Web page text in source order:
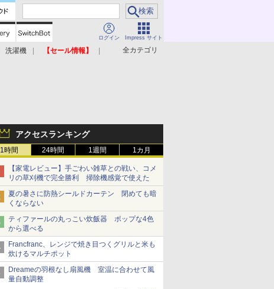
ログイン Impress サイト
全カテゴリ
洗濯機
【セール情報】
アクセスランキング
1時間 24時間 1週間 1カ月
【家電レビュー】手ごわい雑草との戦い、コメ
リの草刈機で完全勝利 掃除機感覚で使えた
夏の暑さに防熱シールドカーテン 閉めても暗
くならない
ティファールの丸っこい炊飯器 ポップな4色
から選べる
Francfranc、レンジで焼き目つくグリルと米も
炊けるマルチポット
Dreameの羽根なし扇風機 室温に合わせて風
量自動調整